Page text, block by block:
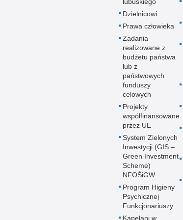
Dzielnicowi
Prawa człowieka
Zadania
realizowane z
budżetu państwa
lub z
państwowych
funduszy
celowych
Projekty
współfinansowane
przez UE
System Zielonych
Inwestycji (GIS –
Green Investment
Scheme)
NFOŚiGW
Program Higieny
Psychicznej
Funkcjonariuszy
Kapelani w